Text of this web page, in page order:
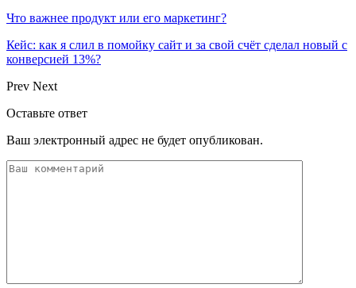
Что важнее продукт или его маркетинг?
Кейс: как я слил в помойку сайт и за свой счёт сделал новый с
конверсией 13%?
Prev Next
Оставьте ответ
Ваш электронный адрес не будет опубликован.